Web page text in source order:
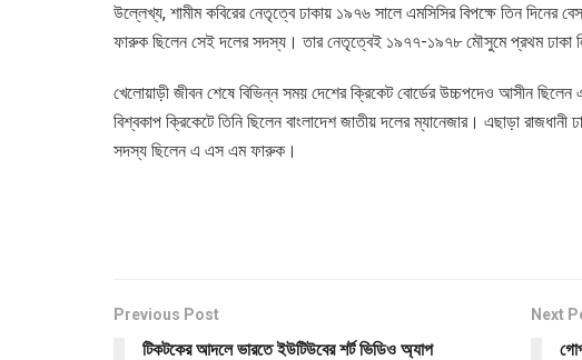
উল্লেখ্য, শামীম কবিরের নেতৃত্বে ঢাকায় ১৯৭৬ সালে এমসিসির বিপক্ষে তিন দিনের
ফারুক ছিলেন সেই দলের সদস্য। তার নেতৃত্বেই ১৯৭৭-১৯৭৮ মৌসুমে প্রথম ঢাকা
খেলোয়াড়ী জীবন শেষে বিভিন্ন সময় দেশের ক্রিকেট বোর্ডের উচ্চপদেও আসীন
বিশ্বকাপ ক্রিকেটে তিনি ছিলেন বাংলাদেশ জাতীয় দলের ম্যানেজার। এছাড়া
সদস্য ছিলেন এ এস এম ফারুক।
Previous Post
টিকটকের আদলে ভারতে ইউটিউবের শর্ট ভিডিও অ্যাপ
Next